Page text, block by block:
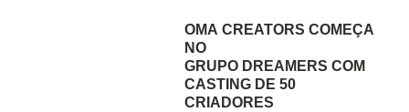
OMA CREATORS COMEÇA
NO
GRUPO DREAMERS COM
CASTING DE 50
CRIADORES